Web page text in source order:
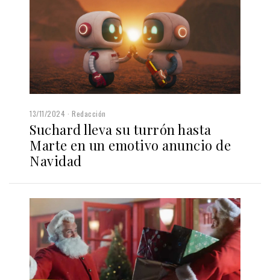
13/11/2024 Redacción
Suchard lleva su turrón hasta
Marte en un emotivo anuncio de
Navidad